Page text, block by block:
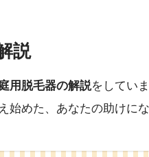
説
用脱毛器の解説をしていま
始めた、あなたの助けに